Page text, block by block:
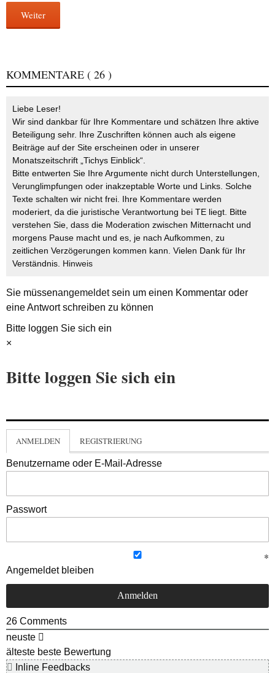
Weiter
KOMMENTARE ( 26 )
Liebe Leser!
Wir sind dankbar für Ihre Kommentare und schätzen Ihre aktive
Beteiligung sehr. Ihre Zuschriften können auch als eigene
Beiträge auf der Site erscheinen oder in unserer
Monatszeitschrift „Tichys Einblick“.
Bitte entwerten Sie Ihre Argumente nicht durch Unterstellungen,
Verunglimpfungen oder inakzeptable Worte und Links. Solche
Texte schalten wir nicht frei. Ihre Kommentare werden
moderiert, da die juristische Verantwortung bei TE liegt. Bitte
verstehen Sie, dass die Moderation zwischen Mitternacht und
morgens Pause macht und es, je nach Aufkommen, zu
zeitlichen Verzögerungen kommen kann. Vielen Dank für Ihr
Verständnis. Hinweis
Sie müssenangemeldetsein um einen Kommentar oder
eine Antwort schreiben zu können
Bitte loggen Sie sich ein
×
Bitte loggen Sie sich ein
ANMELDEN REGISTRIERUNG
Benutzername oder E-Mail-Adresse
Passwort
Angemeldet bleiben
26 Comments
neuste
älteste beste Bewertung
Inline Feedbacks